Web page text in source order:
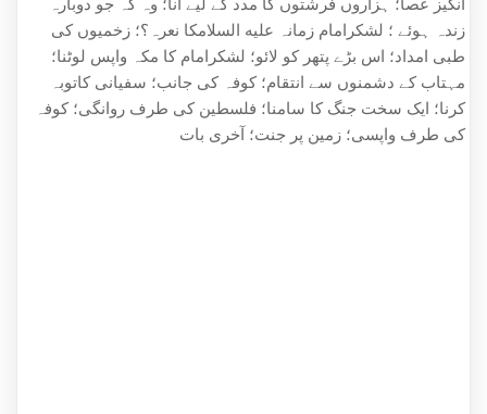
انگیز عصا؛ ہزاروں فرشتوں کا مدد کے لیے آنا؛ وہ کہ جو دوبارہ
زندہ ہوئے ؛ لشکرامام زمانہ علیه السلامکا نعرہ؟؛ زخمیوں کی
طبی امداد؛ اس بڑے پتھر کو لائو؛ لشکرامام کا مکہ واپس لوٹنا؛
مہتاب کے دشمنوں سے انتقام؛ کوفہ کی جانب؛ سفیانی کاتوبہ
کرنا؛ ایک سخت جنگ کا سامنا؛ فلسطین کی طرف روانگی؛ کوفہ
کی طرف واپسی؛ زمین پر جنت؛ آخری بات